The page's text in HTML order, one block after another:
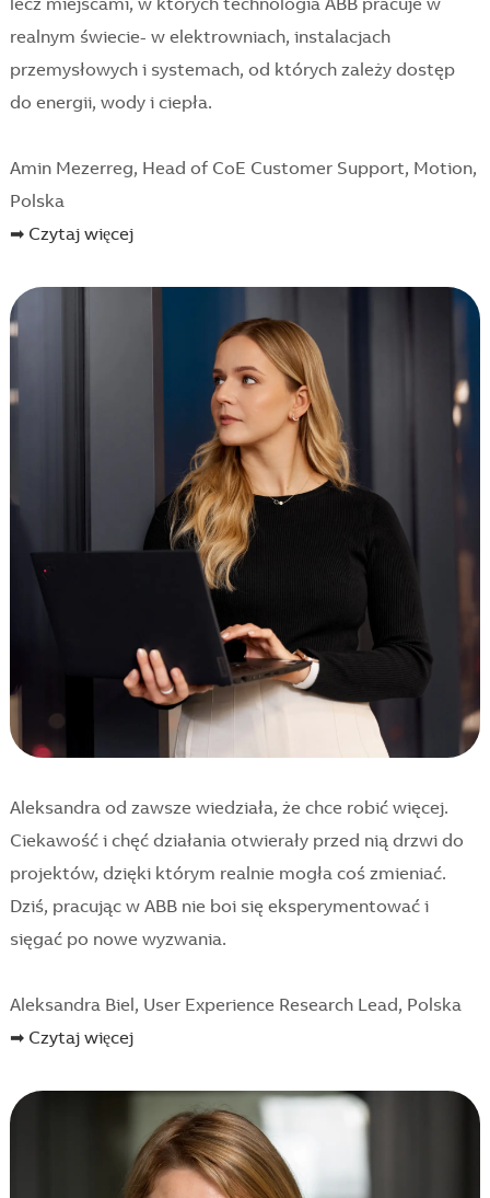
lecz miejscami, w których technologia ABB pracuje w
realnym świecie- w elektrowniach, instalacjach
przemysłowych i systemach, od których zależy dostęp
do energii, wody i ciepła.
Amin Mezerreg, Head of CoE Customer Support, Motion,
Polska
➡ Czytaj więcej
Aleksandra od zawsze wiedziała, że chce robić więcej.
Ciekawość i chęć działania otwierały przed nią drzwi do
projektów, dzięki którym realnie mogła coś zmieniać.
Dziś, pracując w ABB nie boi się eksperymentować i
sięgać po nowe wyzwania.
Aleksandra Biel, User Experience Research Lead, Polska
➡ Czytaj więcej